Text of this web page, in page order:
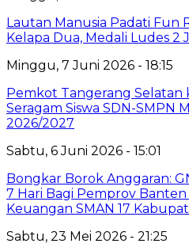
Lautan Manusia Padati Fun
Kelapa Dua, Medali Ludes 2
Minggu, 7 Juni 2026 - 18:15
Pemkot Tangerang Selatan
Seragam Siswa SDN-SMPN
2026/2027
Sabtu, 6 Juni 2026 - 15:01
Bongkar Borok Anggaran:
7 Hari Bagi Pemprov
Keuangan SMAN 17
Sabtu, 23 Mei 2026 - 21:25